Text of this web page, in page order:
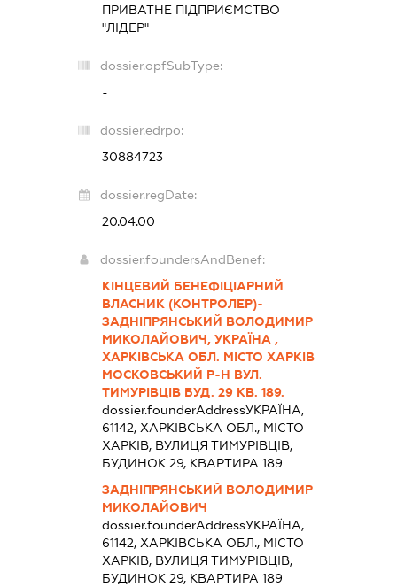
ПРИВАТНЕ ПІДПРИЄМСТВО
"ЛІДЕР"
dossier.opfSubType:
-
dossier.edrpo:
30884723
dossier.regDate:
20.04.00
dossier.foundersAndBenef:
КІНЦЕВИЙ БЕНЕФІЦІАРНИЙ
ВЛАСНИК (КОНТРОЛЕР)-
ЗАДНІПРЯНСЬКИЙ ВОЛОДИМИР
МИКОЛАЙОВИЧ, УКРАЇНА ,
ХАРКІВСЬКА ОБЛ. МІСТО ХАРКІВ
МОСКОВСЬКИЙ Р-Н ВУЛ.
ТИМУРІВЦІВ БУД. 29 КВ. 189.
dossier.founderAddressУКРАЇНА,
61142, ХАРКІВСЬКА ОБЛ., МІСТО
ХАРКІВ, ВУЛИЦЯ ТИМУРІВЦІВ,
БУДИНОК 29, КВАРТИРА 189
ЗАДНІПРЯНСЬКИЙ ВОЛОДИМИР
МИКОЛАЙОВИЧ
dossier.founderAddressУКРАЇНА,
61142, ХАРКІВСЬКА ОБЛ., МІСТО
ХАРКІВ, ВУЛИЦЯ ТИМУРІВЦІВ,
БУДИНОК 29, КВАРТИРА 189